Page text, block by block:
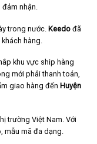
nhận.
trong nước. Keedo đã
hàng.
khu vực ship hàng
mới phải thanh toán,
giao hàng đến Huyện
trường Việt Nam. Với
mẫu mã đa dạng.